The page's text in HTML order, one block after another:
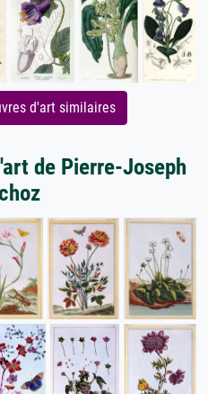
d'art similaires
de Pierre-Joseph